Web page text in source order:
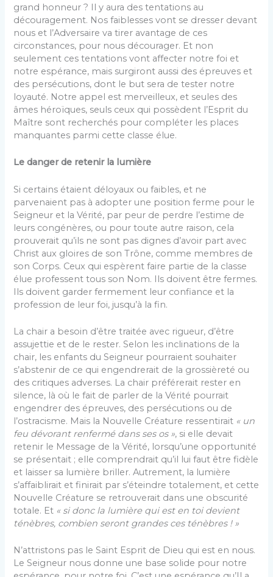
grand honneur ? Il y aura des tentations au
découragement. Nos faiblesses vont se dresser devant
nous et l’Adversaire va tirer avantage de ces
circonstances, pour nous décourager. Et non
seulement ces tentations vont affecter notre foi et
notre espérance, mais surgiront aussi des épreuves et
des persécutions, dont le but sera de tester notre
loyauté. Notre appel est merveilleux, et seules des
âmes héroïques, seuls ceux qui possèdent l’Esprit du
Maître sont recherchés pour compléter les places
manquantes parmi cette classe élue.
Le danger de retenir la lumière
Si certains étaient déloyaux ou faibles, et ne
parvenaient pas à adopter une position ferme pour le
Seigneur et la Vérité, par peur de perdre l’estime de
leurs congénères, ou pour toute autre raison, cela
prouverait qu’ils ne sont pas dignes d’avoir part avec
Christ aux gloires de son Trône, comme membres de
son Corps. Ceux qui espèrent faire partie de la classe
élue professent tous son Nom. Ils doivent être fermes.
Ils doivent garder fermement leur confiance et la
profession de leur foi, jusqu’à la fin.
La chair a besoin d’être traitée avec rigueur, d’être
assujettie et de le rester. Selon les inclinations de la
chair, les enfants du Seigneur pourraient souhaiter
s’abstenir de ce qui engendrerait de la grossièreté ou
des critiques adverses. La chair préférerait rester en
silence, là où le fait de parler de la Vérité pourrait
engendrer des épreuves, des persécutions ou de
l’ostracisme. Mais la Nouvelle Créature ressentirait « un
feu dévorant renfermé dans ses os », si elle devait
retenir le Message de la Vérité, lorsqu’une opportunité
se présentait ; elle comprendrait qu’il lui faut être fidèle
et laisser sa lumière briller. Autrement, la lumière
s’affaiblirait et finirait par s’éteindre totalement, et cette
Nouvelle Créature se retrouverait dans une obscurité
totale. Et « si donc la lumière qui est en toi devient
ténèbres, combien seront grandes ces ténèbres ! »
N’attristons pas le Saint Esprit de Dieu qui est en nous.
Le Seigneur nous donne une base solide pour notre